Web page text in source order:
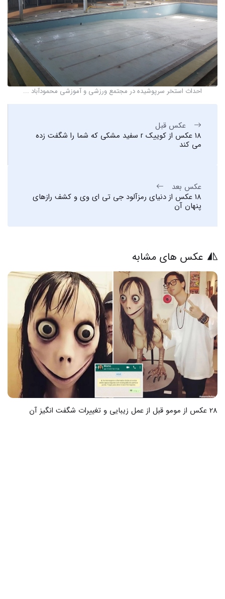
احداث استخر سرپوشیده در مجتمع ورزشی و آموزشی محمودآباد ...
عکس قبل
18 عکس از کوییک r سفید مشکی که شما را شگفت زده
می کند
عکس بعد
18 عکس از دنیای رمزآلود جی تی ای وی و کشف رازهای
پنهان آن
عکس های مشابه
28 عکس از مومو قبل از عمل زیبایی و تغییرات شگفت انگیز آن